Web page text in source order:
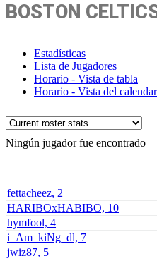
BOSTON
Estadísticas
Lista de Jugadores
Horario - Vista de tabla
Horario - Vista del
Ningún jugador fue encontrado
fettacheez, 2
HARIBOxHABIBO, 10
hymfool, 4
i_Am_kiNg_dl, 7
jwiz87, 5